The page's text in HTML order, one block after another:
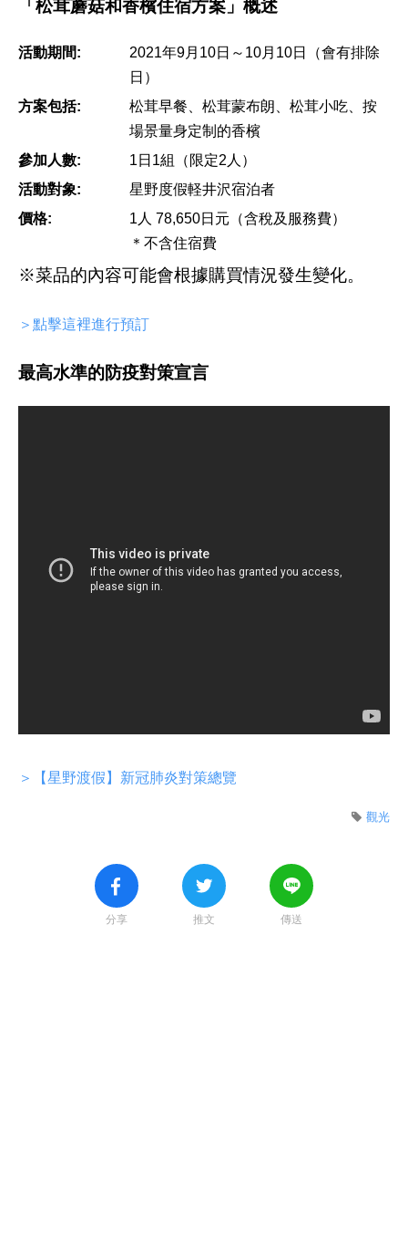
「松茸蘑菇和香檳住宿方案」概述
活動期間:
2021年9月10日～10月10日（會有排除
日）
方案包括:
松茸早餐、松茸蒙布朗、松茸小吃、按
場景量身定制的香檳
參加人數:
1日1組（限定2人）
活動對象:
星野度假軽井沢宿泊者
價格:
1人 78,650日元（含稅及服務費）
＊不含住宿費
※菜品的內容可能會根據購買情況發生變化。
＞點擊這裡進行預訂
最高水準的防疫對策宣言
＞【星野渡假】新冠肺炎對策總覽
觀光
分享 推文 傳送